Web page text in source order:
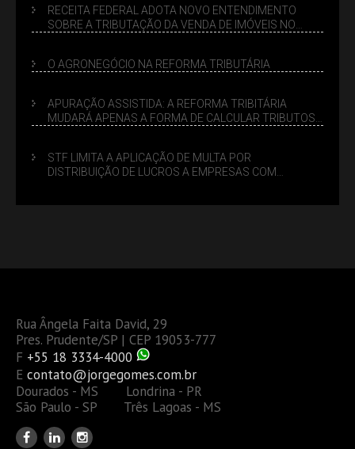
RECEITA FEDERAL ADOTA NOVO ENTENDIMENTO
SOBRE A TRIBUTAÇÃO DA VENDA DE IMÓVEIS NO
O AGRONEGÓCIO NA REFORMA TRIBUTÁRIA
APURAÇÃO ASSISTIDA: A REFORMA TRIBITÁRIA
MUDARÁ APENAS A FORMA DE CALCULAR TRIBUTOS
STF LIMITA A APLICAÇÃO DE MULTA POR
DISTRIBUIÇÃO DE LUCROS A EMPRESAS COM
Rua Ângela Faita David, 29
Pres. Prudente/SP | CEP 19053-777
F +55 18 3334-4000
E contato@jorgegomes.com.br
Dourados - MS Londrina - PR
São Paulo - SP Três Lagoas - MS